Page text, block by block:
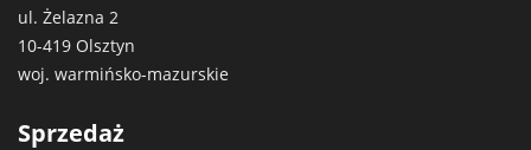
ul. Żelazna 2
10-419 Olsztyn
woj. warmińsko-mazurskie
Sprzedaż